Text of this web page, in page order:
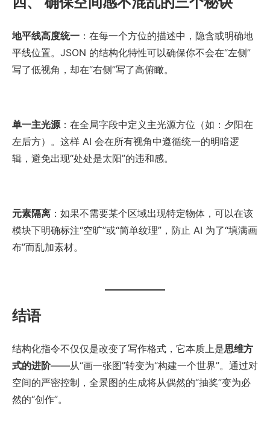
地平线高度统一 ：在每一个方位的描述中，隐含或明确地
平线位置。JSON 的结构化特性可以确保你不会在“左侧”
写了低视角，却在“右侧”写了高俯瞰。
单一主光源：在全局字段中定义主光源方位（如：夕阳在
左后方）。这样 AI 会在所有视角中遵循统一的明暗逻
辑，避免出现“处处是太阳”的违和感。
元素隔离 ：如果不需要某个区域出现特定物体，可以在该
模块下明确标注“空旷”或“简单纹理”，防止 AI 为了“填满画
布”而乱加素材。
结语
结构化指令不仅仅是改变了写作格式，它本质上是思维方
式的进阶——从“画一张图”转变为“构建一个世界”。通过对
空间的严密控制，全景图的生成将从偶然的“抽奖”变为必
然的“创作”。